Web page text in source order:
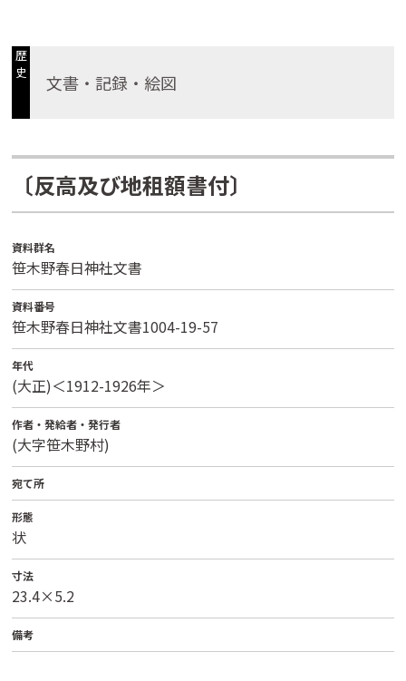
歴
史
文書・記録・絵図
〔反高及び地租額書付〕
資料群名
笹木野春日神社文書
資料番号
笹木野春日神社文書1004-19-57
年代
(大正)＜1912-1926年＞
作者・発給者・発行者
(大字笹木野村)
宛て所
形態
状
寸法
23.4×5.2
備考